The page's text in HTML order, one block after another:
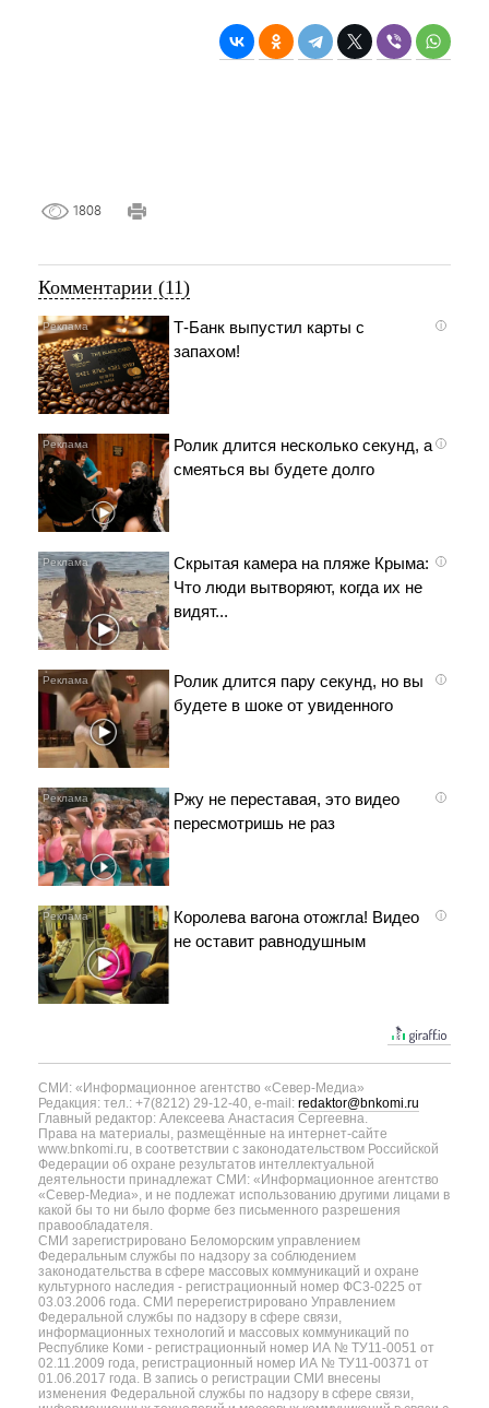
1808
Комментарии (11)
i
Т-Банк выпустил карты с
запахом!
i
Ролик длится несколько секунд, а
смеяться вы будете долго
i
Скрытая камера на пляже Крыма:
Что люди вытворяют, когда их не
видят...
i
Ролик длится пару секунд, но вы
будете в шоке от увиденного
i
Ржу не переставая, это видео
пересмотришь не раз
i
Королева вагона отожгла! Видео
не оставит равнодушным
СМИ: «Информационное агентство «Север-Медиа»
Редакция: тел.: +7(8212) 29-12-40, e-mail: redaktor@bnkomi.ru
Главный редактор: Алексеева Анастасия Сергеевна.
Права на материалы, размещённые на интернет-сайте
www.bnkomi.ru, в соответствии с законодательством Российской
Федерации об охране результатов интеллектуальной
деятельности принадлежат СМИ: «Информационное агентство
«Север-Медиа», и не подлежат использованию другими лицами в
какой бы то ни было форме без письменного разрешения
правообладателя.
СМИ зарегистрировано Беломорским управлением
Федеральным службы по надзору за соблюдением
законодательства в сфере массовых коммуникаций и охране
культурного наследия - регистрационный номер ФС3-0225 от
03.03.2006 года. СМИ перерегистрировано Управлением
Федеральной службы по надзору в сфере связи,
информационных технологий и массовых коммуникаций по
Республике Коми - регистрационный номер ИА № ТУ11-0051 от
02.11.2009 года, регистрационный номер ИА № ТУ11-00371 от
01.06.2017 года. В запись о регистрации СМИ внесены
изменения Федеральной службы по надзору в сфере связи,